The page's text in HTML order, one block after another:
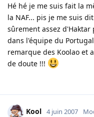
Hé hé je me suis fait la
la NAF... pis je me suis
sûrement assez
dans l'équipe du
remarque des Koolao et
de doute !!!
Kool 4 juin 2007